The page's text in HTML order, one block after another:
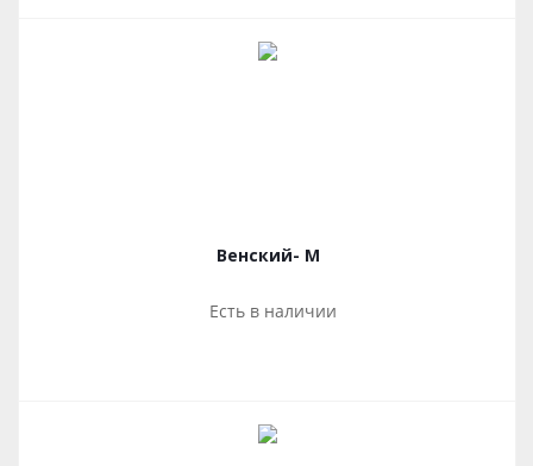
Венский- М
Есть в наличии